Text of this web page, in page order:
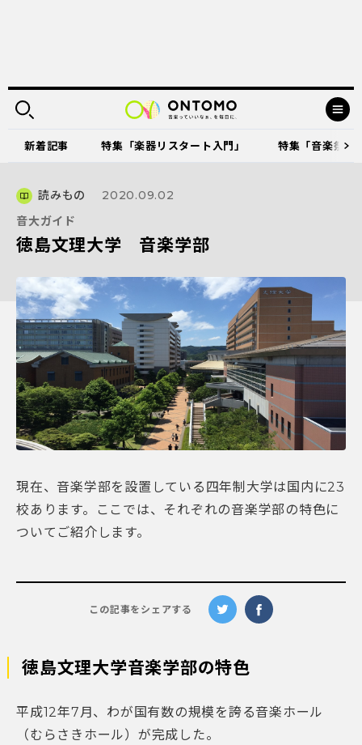
新着記事 特集「楽器リスタート入門」 特集「音楽祭
読みもの
2020.09.02
音大ガイド
徳島文理大学 音楽学部
現在、音楽学部を設置している四年制大学は国内に23
校あります。ここでは、それぞれの音楽学部の特色に
ついてご紹介します。
この記事をシェアする
徳島文理大学音楽学部の特色
平成12年7月、わが国有数の規模を誇る音楽ホール
（むらさきホール）が完成した。